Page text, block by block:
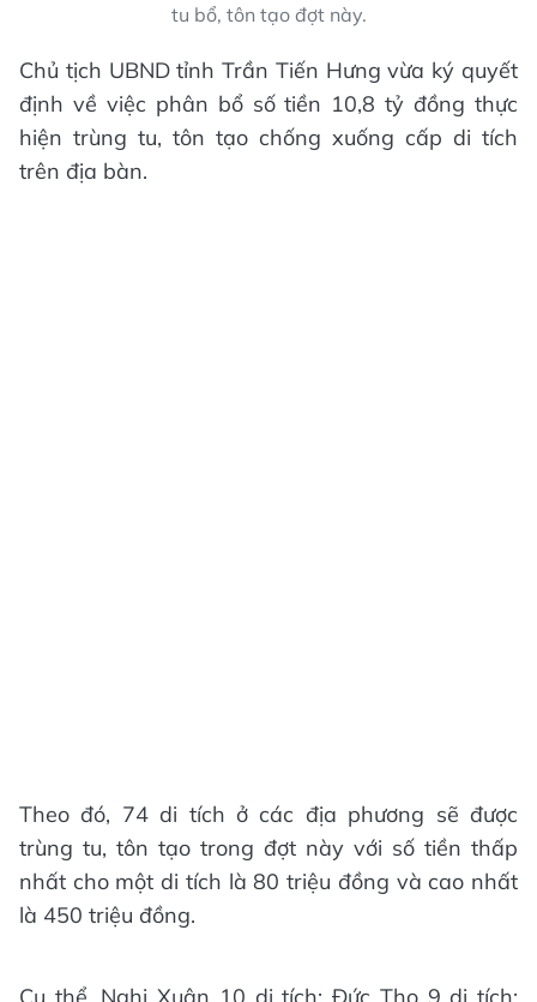
tu bổ, tôn tạo đợt này.
Chủ tịch UBND tỉnh Trần Tiến Hưng vừa ký quyết
định về việc phân bổ số tiền 10,8 tỷ đồng thực
hiện trùng tu, tôn tạo chống xuống cấp di tích
trên địa bàn.
Theo đó, 74 di tích ở các địa phương sẽ được
trùng tu, tôn tạo trong đợt này với số tiền thấp
nhất cho một di tích là 80 triệu đồng và cao nhất
là 450 triệu đồng.
Cụ thể, Nghi Xuân 10 di tích; Đức Thọ 9 di tích;